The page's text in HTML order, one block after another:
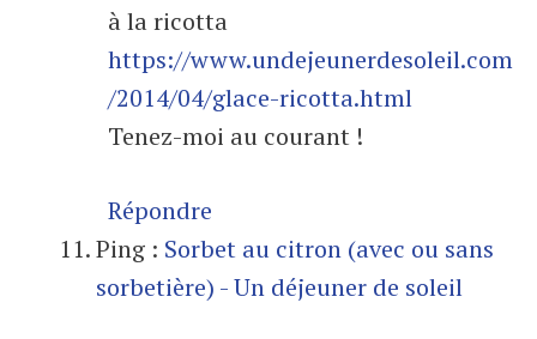
à la ricotta
https://www.undejeunerdesoleil.com
/2014/04/glace-ricotta.html
Tenez-moi au courant !
Répondre
Ping : Sorbet au citron (avec ou sans
sorbetière) - Un déjeuner de soleil